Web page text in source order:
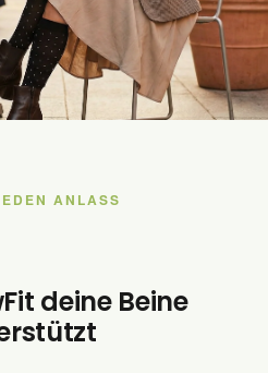
aus.
ANLASS
deine Beine